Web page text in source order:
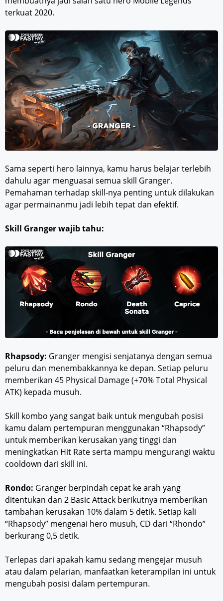
terkuat 2020.
Sama seperti hero lainnya, kamu harus belajar terlebih
dahulu agar menguasai semua skill Granger.
Pemahaman terhadap skill-nya penting untuk dilakukan
agar permainanmu jadi lebih tepat dan efektif.
Skill Granger wajib tahu:
Rhapsody: Granger mengisi senjatanya dengan semua
peluru dan menembakkannya ke depan. Setiap peluru
memberikan 45 Physical Damage (+70% Total Physical
ATK) kepada musuh.
Skill kombo yang sangat baik untuk mengubah posisi
kamu dalam pertempuran menggunakan “Rhapsody”
untuk memberikan kerusakan yang tinggi dan
meningkatkan Hit Rate serta mampu mengurangi waktu
cooldown dari skill ini.
Rondo: Granger berpindah cepat ke arah yang
ditentukan dan 2 Basic Attack berikutnya memberikan
tambahan kerusakan 10% dalam 5 detik. Setiap kali
“Rhapsody” mengenai hero musuh, CD dari “Rhondo”
berkurang 0,5 detik.
Terlepas dari apakah kamu sedang mengejar musuh
atau dalam pelarian, manfaatkan keterampilan ini untuk
mengubah posisi dalam pertempuran.